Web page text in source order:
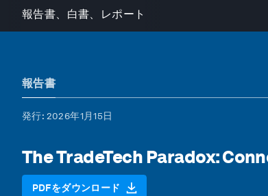
報告書、白書、レポート
報告書
発行: 2026年1月15日
The TradeTech Paradox:
PDFをダウンロード